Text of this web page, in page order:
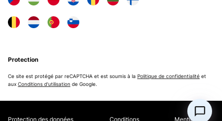
Protection
Ce site est protégé par reCAPTCHA et est soumis à la Politique de confidentialité et
aux Conditions d'utilisation de Google.
Protection des données Conditions Mentions